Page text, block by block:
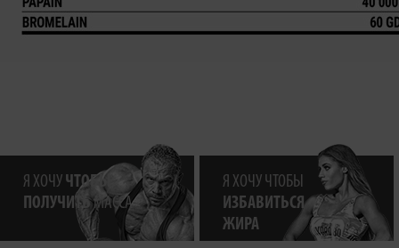
Я ХОЧУ ЧТОБЫ
ПОЛУЧИТЬМАССА
Я ХОЧУ ЧТОБЫ
ИЗБАВИТЬСЯ
ЖИРА